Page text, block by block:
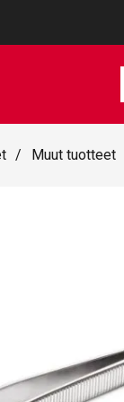
/ Muut tuotteet